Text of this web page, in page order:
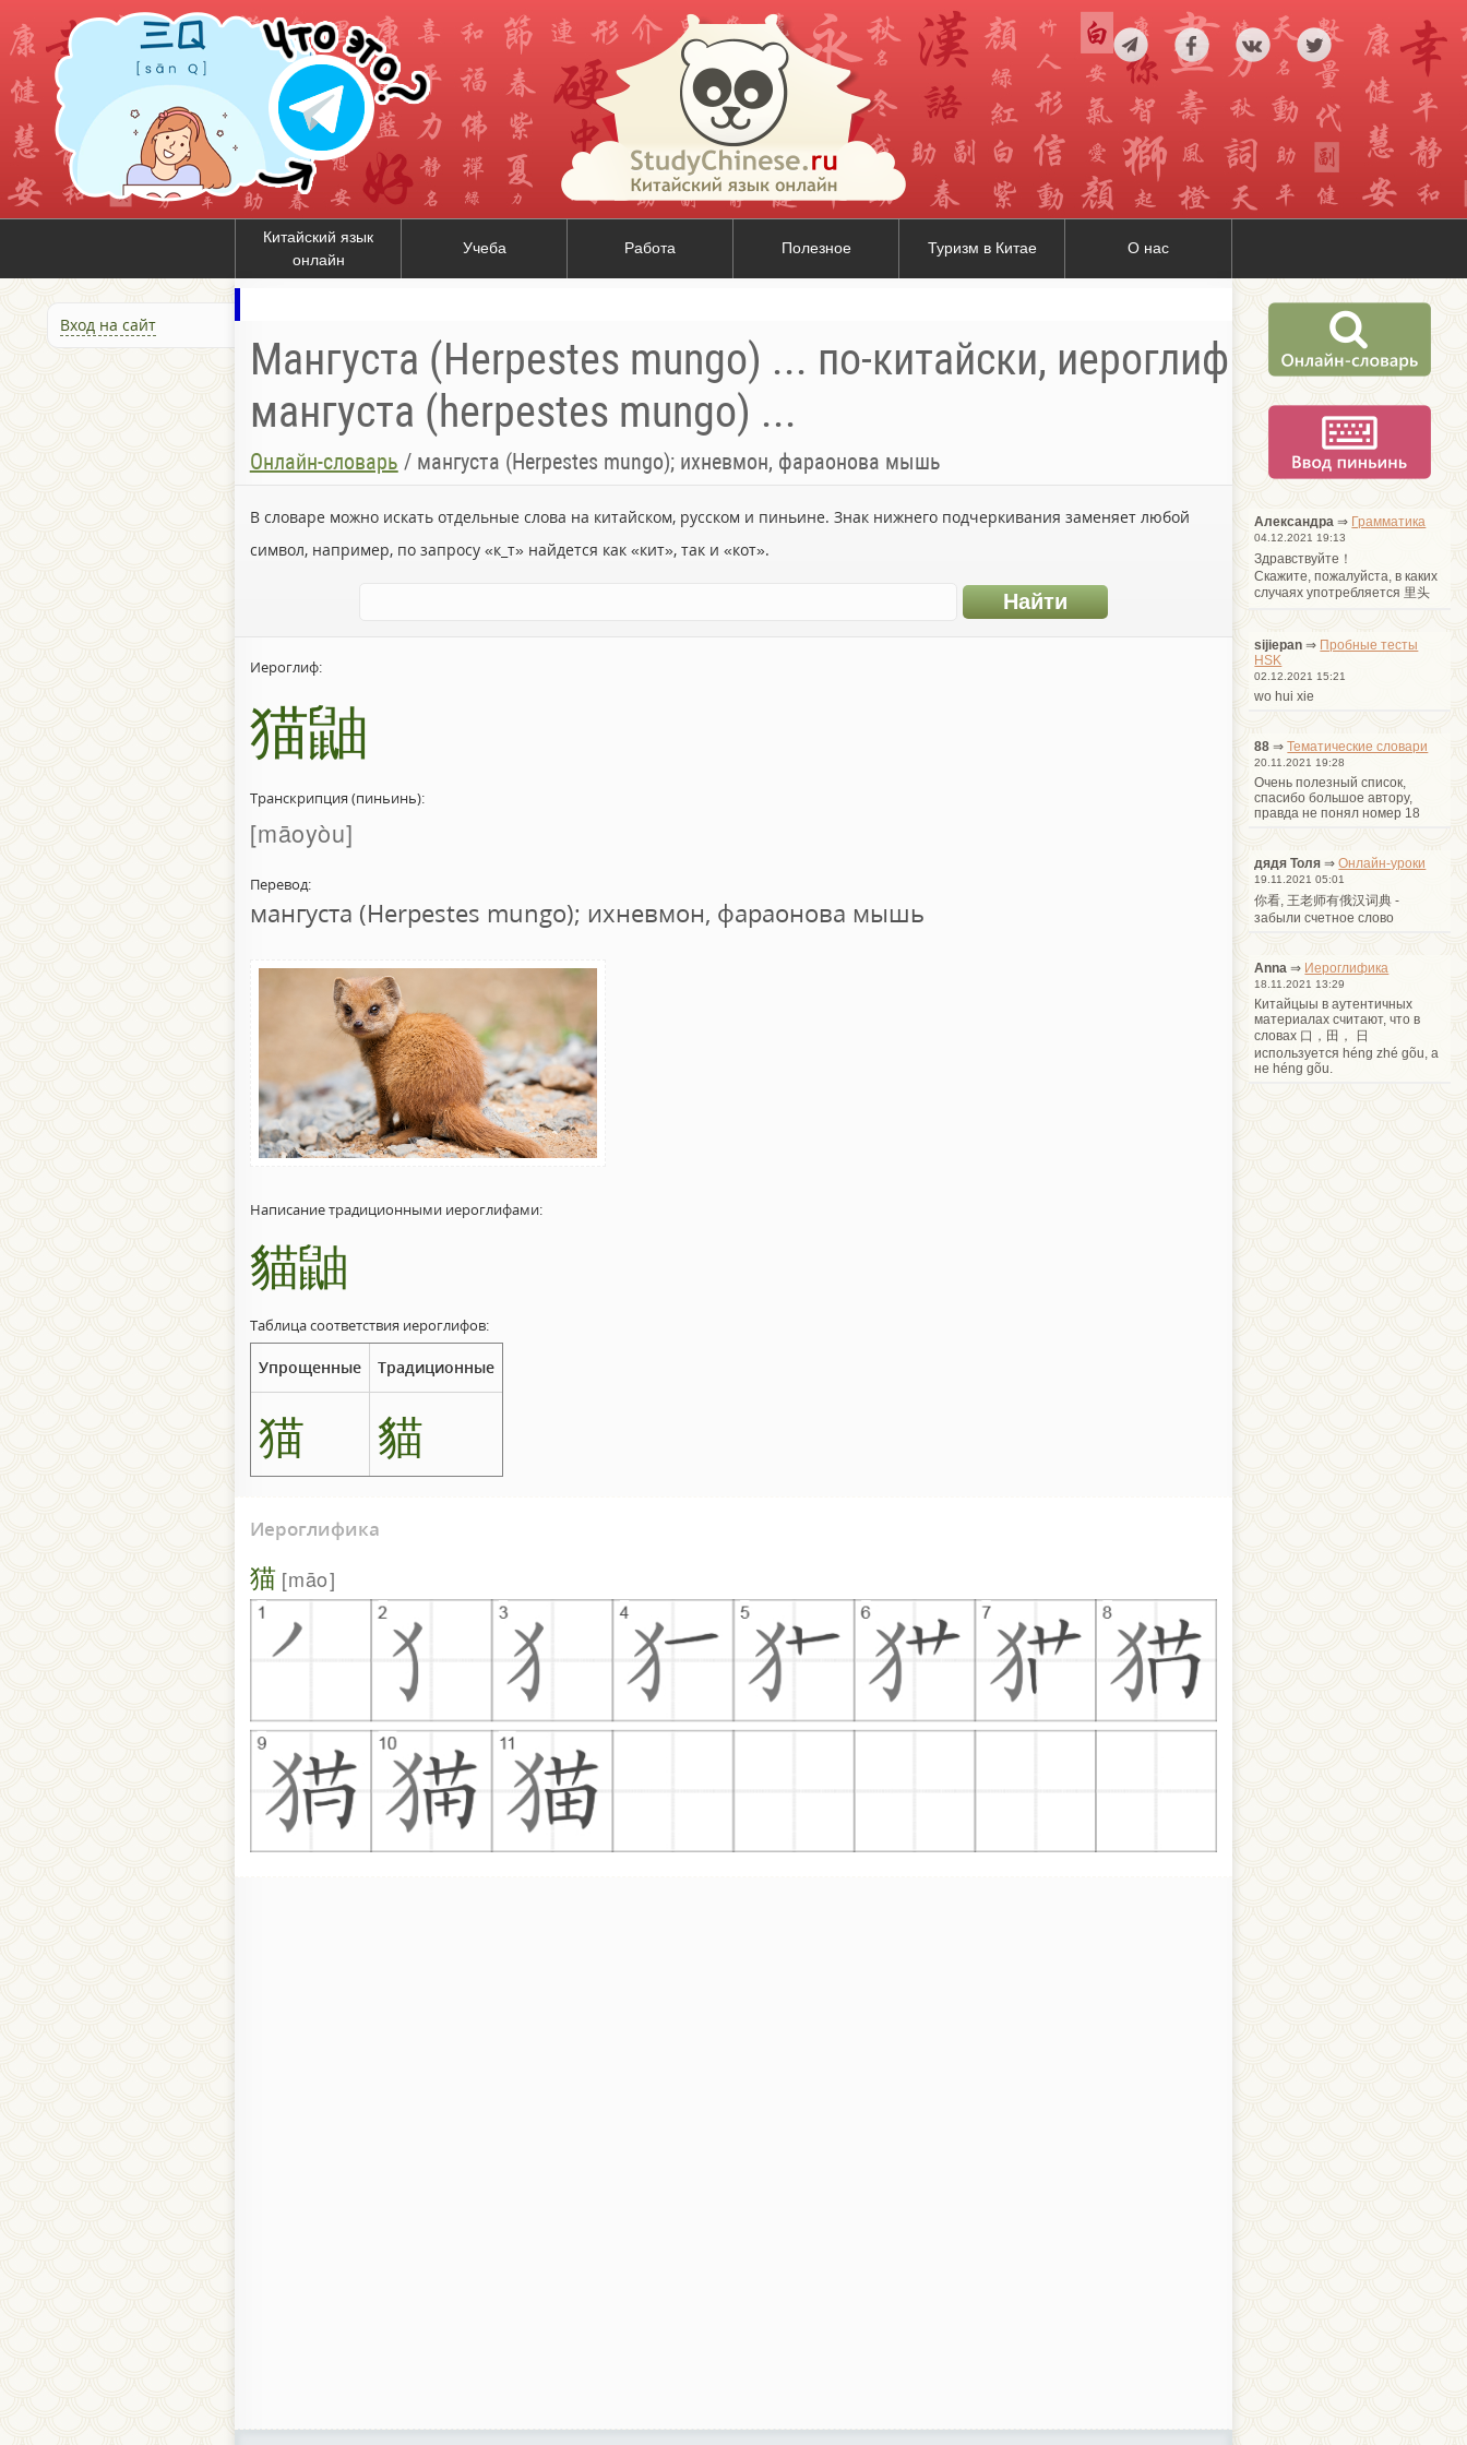
Китайский язык
онлайн
Учеба Работа Полезное Туризм в Китае О нас
Вход на сайт
Мангуста (Herpestes mungo) ... по-китайски, иероглиф
мангуста (herpestes mungo) ...
Онлайн-словарь / мангуста (Herpestes mungo); ихневмон, фараонова мышь
В словаре можно искать отдельные слова на китайском, русском и пиньине. Знак нижнего подчеркивания заменяет любой
символ, например, по запросу «к_т» найдется как «кит», так и «кот».
Иероглиф:
猫鼬
Транскрипция (пиньинь):
māoyòu
Перевод:
мангуста (Herpestes mungo); ихневмон, фараонова мышь
Написание традиционными иероглифами:
貓鼬
Таблица соответствия иероглифов:
Упрощенные Традиционные
猫 貓
Иероглифика
猫 māo
Александра ⇒ Грамматика
04.12.2021 19:13
Здравствуйте！
Cкажите, пожалуйста, в каких
случаях употребляется 里头
sijiepan ⇒ Пробные тесты
HSK
02.12.2021 15:21
wo hui xie
88 ⇒Тематические словари
20.11.2021 19:28
Очень полезный список,
спасибо большое автору,
правда не понял номер 18
дядя Толя ⇒Онлайн-уроки
19.11.2021 05:01
你看, 王老师有俄汉词典 -
забыли счетное слово
Anna ⇒ Иероглифика
18.11.2021 13:29
Китайцыы в аутентичных
материалах считают, что в
словах 口，田， 日
используется héng zhé gõu, а
не héng gõu.